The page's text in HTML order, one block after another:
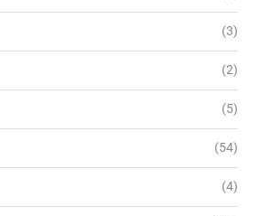
(3)
(2)
(5)
(54)
(4)